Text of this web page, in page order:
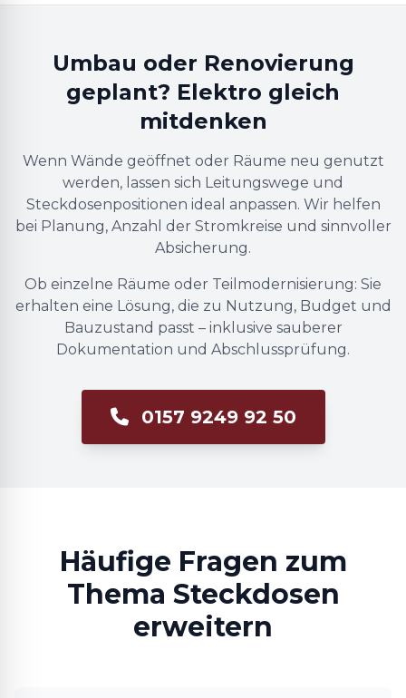
Umbau oder Renovierung
geplant? Elektro gleich
mitdenken
Wenn Wände geöffnet oder Räume neu genutzt
werden, lassen sich Leitungswege und
Steckdosenpositionen ideal anpassen. Wir helfen
bei Planung, Anzahl der Stromkreise und sinnvoller
Absicherung.
Ob einzelne Räume oder Teilmodernisierung: Sie
erhalten eine Lösung, die zu Nutzung, Budget und
Bauzustand passt – inklusive sauberer
Dokumentation und Abschlussprüfung.
0157 9249 92 50
Häufige Fragen zum
Thema Steckdosen
erweitern